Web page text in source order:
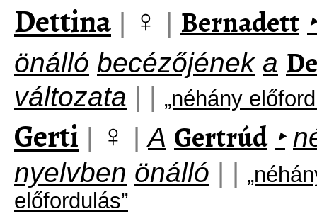
Dettina | ♀ | Bernadett ‣
önálló becézőjének a
változata | | „néhány
Gerti | ♀ | A Gertrúd ‣
nyelvben önálló | |
előfordulás”